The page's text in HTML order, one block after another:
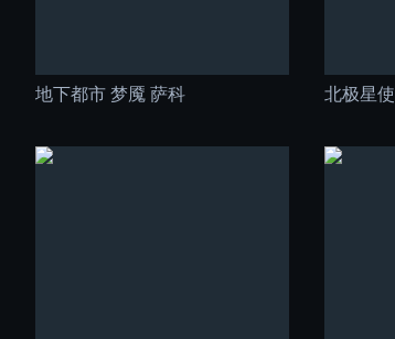
地下都市 梦魇 萨科 北极星